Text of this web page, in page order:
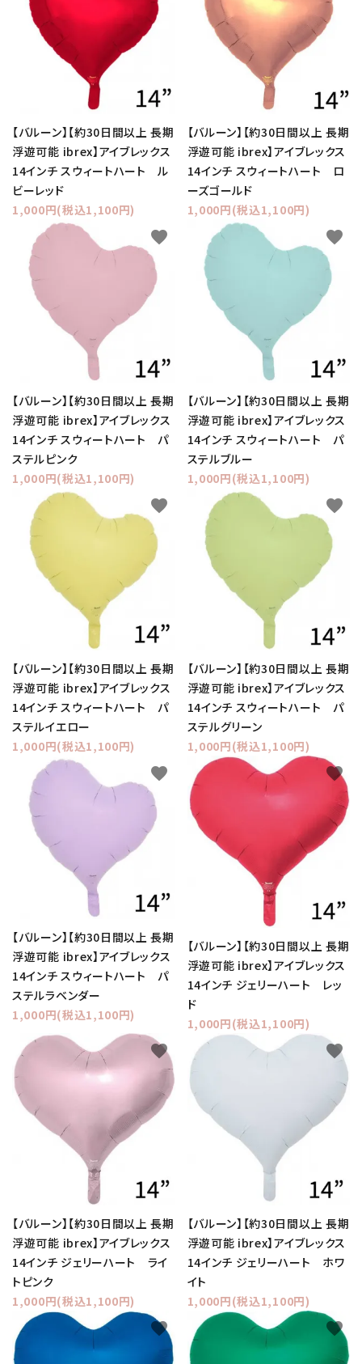
【バルーン】【約30日間以上 長期
浮遊可能 ibrex】アイブレックス
14インチ スウィートハート ル
ビーレッド
1,000円(税込1,100円)
【バルーン】【約30日間以上 長期
浮遊可能 ibrex】アイブレックス
14インチ スウィートハート ロ
ーズゴールド
1,000円(税込1,100円)
【バルーン】【約30日間以上 長期
浮遊可能 ibrex】アイブレックス
14インチ スウィートハート パ
ステルピンク
1,000円(税込1,100円)
favorite
【バルーン】【約30日間以上 長期
浮遊可能 ibrex】アイブレックス
14インチ スウィートハート パ
ステルブルー
1,000円(税込1,100円)
favorite
【バルーン】【約30日間以上 長期
浮遊可能 ibrex】アイブレックス
14インチ スウィートハート パ
ステルイエロー
1,000円(税込1,100円)
favorite
【バルーン】【約30日間以上 長期
浮遊可能 ibrex】アイブレックス
14インチ スウィートハート パ
ステルグリーン
1,000円(税込1,100円)
favorite
【バルーン】【約30日間以上 長期
浮遊可能 ibrex】アイブレックス
14インチ スウィートハート パ
ステルラベンダー
1,000円(税込1,100円)
favorite
【バルーン】【約30日間以上 長期
浮遊可能 ibrex】アイブレックス
14インチ ジェリーハート レッ
ド
1,000円(税込1,100円)
favorite
【バルーン】【約30日間以上 長期
浮遊可能 ibrex】アイブレックス
14インチ ジェリーハート ライ
トピンク
1,000円(税込1,100円)
favorite
【バルーン】【約30日間以上 長期
浮遊可能 ibrex】アイブレックス
14インチ ジェリーハート ホワ
イト
1,000円(税込1,100円)
favorite
favorite favorite